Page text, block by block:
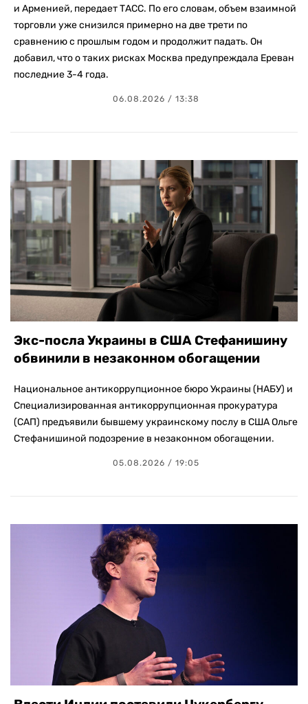
и Арменией, передает ТАСС. По его словам, объем взаимной
торговли уже снизился примерно на две трети по
сравнению с прошлым годом и продолжит падать. Он
добавил, что о таких рисках Москва предупреждала Ереван
последние 3-4 года.
06.08.2026 / 13:38
Экс-посла Украины в США Стефанишину
обвинили в незаконном обогащении
Национальное антикоррупционное бюро Украины (НАБУ) и
Специализированная антикоррупционная прокуратура
(САП) предъявили бывшему украинскому послу в США Ольге
Стефанишиной подозрение в незаконном обогащении.
05.08.2026 / 19:05